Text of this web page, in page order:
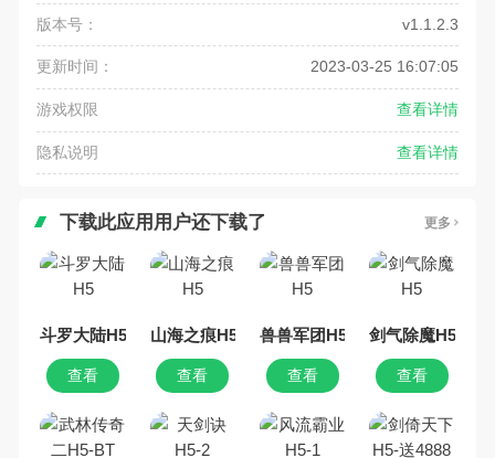
版本号： v1.1.2.3
更新时间： 2023-03-25 16:07:05
游戏权限 查看详情
隐私说明 查看详情
下载此应用用户还下载了 更多
斗罗大陆H5
查看
山海之痕H5
查看
兽兽军团H5
查看
剑气除魔H5
查看